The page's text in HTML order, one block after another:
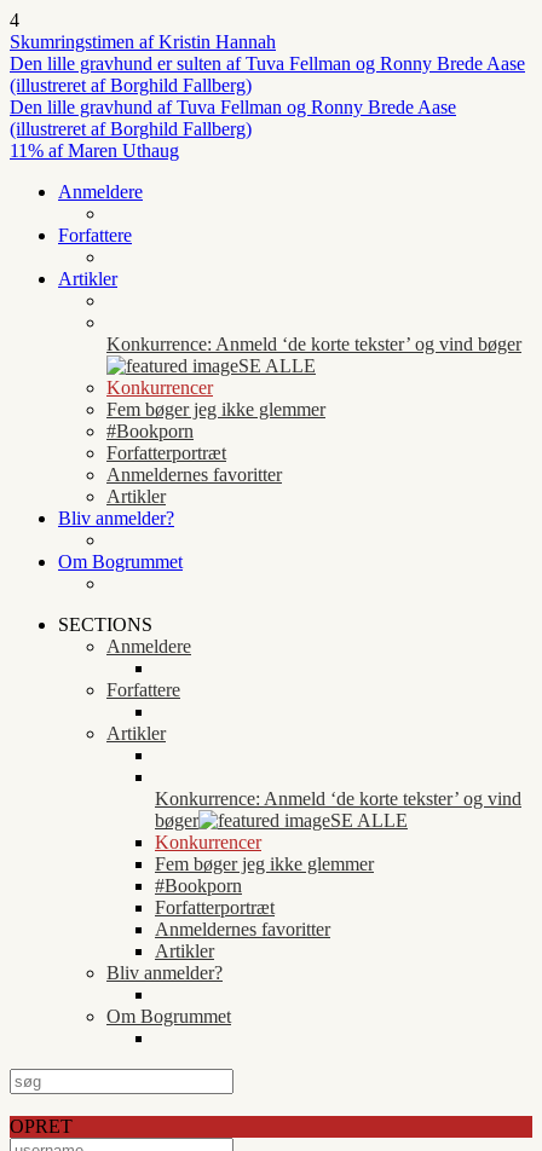
4
Skumringstimen af Kristin Hannah
Den lille gravhund er sulten af Tuva Fellman og Ronny Brede Aase
(illustreret af Borghild Fallberg)
Den lille gravhund af Tuva Fellman og Ronny Brede Aase
(illustreret af Borghild Fallberg)
11% af Maren Uthaug
Anmeldere
Forfattere
Artikler
Konkurrence: Anmeld ‘de korte tekster’ og vind bøger
SE ALLE
Konkurrencer
Fem bøger jeg ikke glemmer
#Bookporn
Forfatterportræt
Anmeldernes favoritter
Artikler
Bliv anmelder?
Om Bogrummet
SECTIONS
Anmeldere
Forfattere
Artikler
Konkurrence: Anmeld ‘de korte tekster’ og vind
bøger
SE ALLE
Konkurrencer
Fem bøger jeg ikke glemmer
#Bookporn
Forfatterportræt
Anmeldernes favoritter
Artikler
Bliv anmelder?
Om Bogrummet
OPRET